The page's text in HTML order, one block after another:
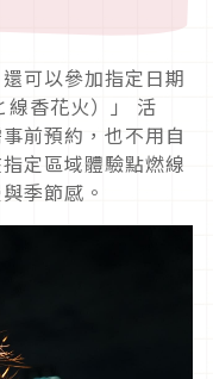
可以參加指定日期
線香花火）」 活
前預約，也不用自
定區域體驗點燃線
季節感。